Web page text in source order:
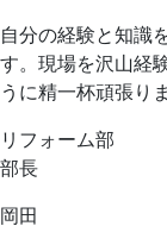
自分の経験と知識
す。現場を沢山経
うに精一杯頑張り
リフォーム部
部長
岡田